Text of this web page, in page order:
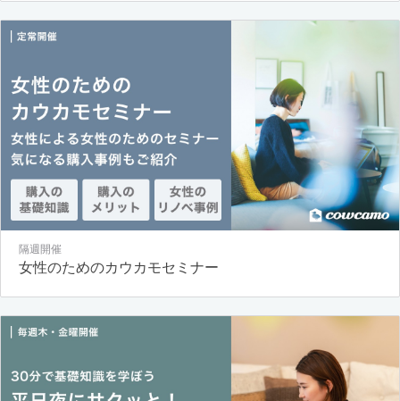
隔週開催
女性のためのカウカモセミナー